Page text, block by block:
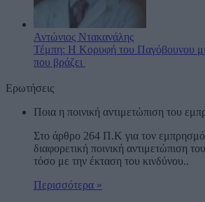
Αντώνιος Ντακανάλης
Τέμπη: Η Κορυφή του Παγόβουνου
που βράζει
Ερωτήσεις
Ποια η ποινική αντιμετώπιση του
Στο άρθρο 264 Π.Κ για τον εμπρησμό
διαφορετική ποινική αντιμετώπιση
τόσο με την έκταση του κινδύνου..
Περισσότερα »